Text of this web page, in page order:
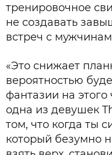
тренировочное
не создавать
встреч с
«Это снижает
вероятностью
фантазии на этого
одна из девушек
том, что когда ты
который безумно